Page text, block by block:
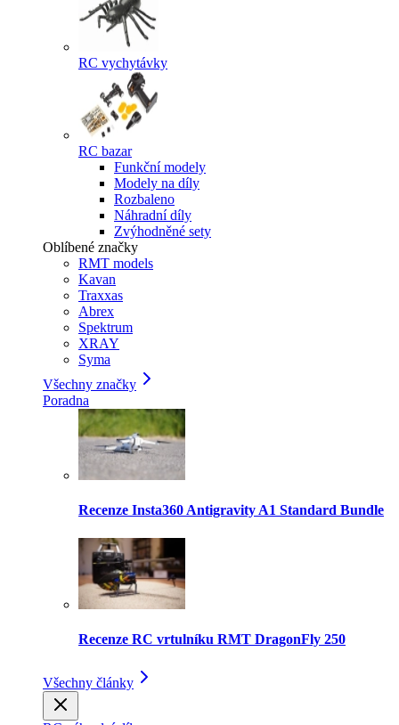
RC vychytávky
RC bazar
Funkční modely
Modely na díly
Rozbaleno
Náhradní díly
Zvýhodněné sety
Oblíbené značky
RMT models
Kavan
Traxxas
Abrex
Spektrum
XRAY
Syma
Všechny značky
Poradna
Recenze Insta360 Antigravity A1 Standard Bundle
Recenze RC vrtulníku RMT DragonFly 250
Všechny články